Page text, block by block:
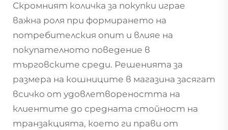
Скромният количка за покупки играе
важна роля при формирането на
потребителския опит и влияе на
покупателното поведение в
търговските среди. Решенията за
размера на кошниците в магазина засягат
всичко от удовлетвореността на
клиентите до средната стойност на
транзакцията, което ги прави от